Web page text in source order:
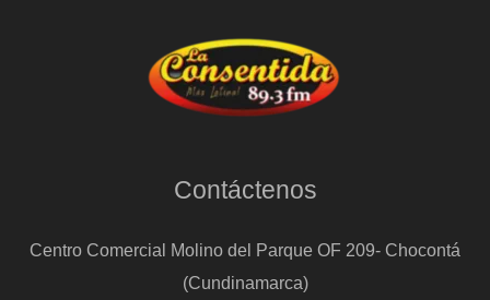
Contáctenos
Centro Comercial Molino del Parque OF 209- Chocontá
(Cundinamarca)